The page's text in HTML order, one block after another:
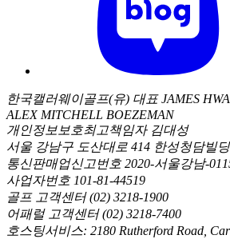
한국캘러웨이골프(유) 대표 JAMES
ALEX MITCHELL BOEZEMAN
개인정보보호최고책임자 김대성
서울 강남구 도산대로 414 한성청담빌
통신판매업신고번호 2020-서울강남-
사업자번호 101-81-44519
골프 고객센터 (02) 3218-1900
어패럴 고객센터 (02) 3218-7400
호스팅서비스: 2180 Rutherford Road,